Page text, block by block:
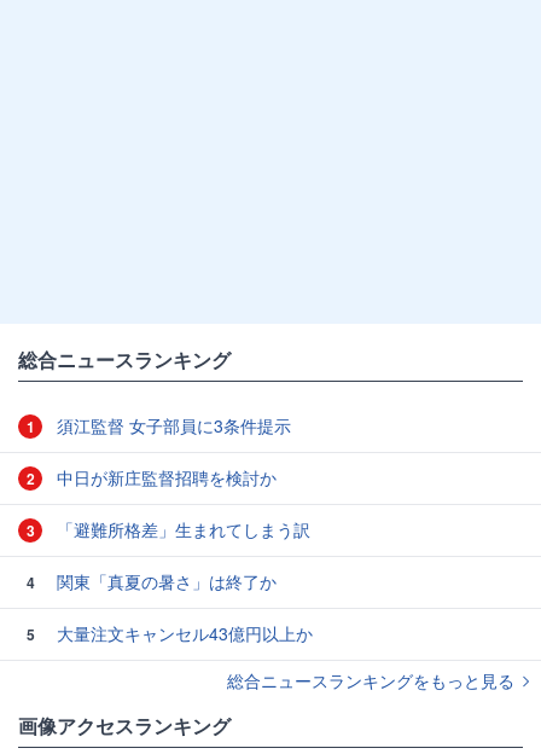
総合ニュースランキング
1 須江監督 女子部員に3条件提示
2 中日が新庄監督招聘を検討か
3 「避難所格差」生まれてしまう訳
4 関東「真夏の暑さ」は終了か
5
大量注文キャンセル43億円以上か
総合ニュースランキングをもっと見る
画像アクセスランキング